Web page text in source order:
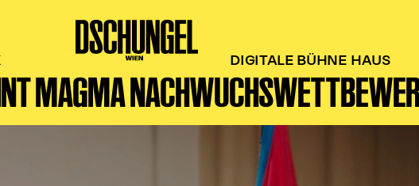
DIGITALE BÜHNE HAUS
MAGMA